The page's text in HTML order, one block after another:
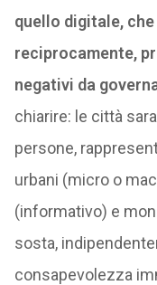
quello digitale,
reciprocamente,
negativi da
chiarire: le città
persone,
urbani (micro o
(informativo) e
sosta,
consapevolezza